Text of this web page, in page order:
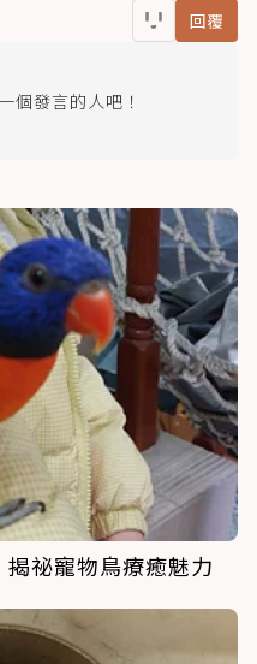
回覆
個發言的人吧！
祕寵物鳥療癒魅力